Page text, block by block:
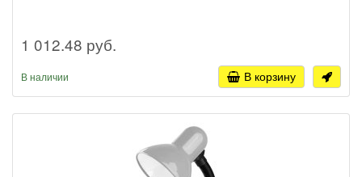
1 012.48 руб.
В наличии В корзину